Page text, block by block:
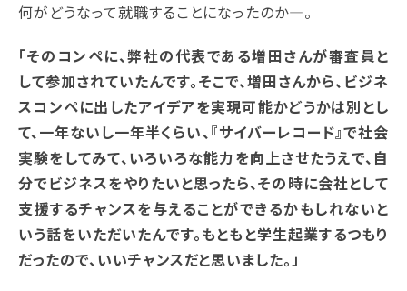
何がどうなって就職することになったのか—。
「そのコンペに、弊社の代表である増田さんが審査員と
して参加されていたんです。そこで、増田さんから、ビジネ
スコンペに出したアイデアを実現可能かどうかは別とし
て、一年ないし一年半くらい、『サイバーレコード』で社会
実験をしてみて、いろいろな能力を向上させたうえで、自
分でビジネスをやりたいと思ったら、その時に会社として
支援するチャンスを与えることができるかもしれないと
いう話をいただいたんです。もともと学生起業するつもり
だったので、いいチャンスだと思いました。」